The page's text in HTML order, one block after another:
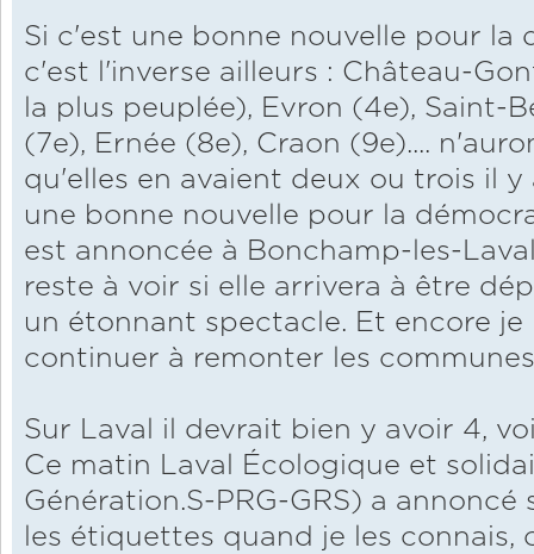
Si c'est une bonne nouvelle pour la
c'est l'inverse ailleurs : Château-
la plus peuplée), Evron (4e), Saint-
(7e), Ernée (8e), Craon (9e)....
qu'elles en avaient deux ou trois il y
une bonne nouvelle pour la
est annoncée à Bonchamp-les-
reste à voir si elle arrivera à être
un étonnant spectacle. Et encore je
continuer à remonter les
Sur Laval il devrait bien y avoir 4,
Ce matin Laval Écologique et
Génération.S-PRG-GRS) a
les étiquettes quand je les connais,